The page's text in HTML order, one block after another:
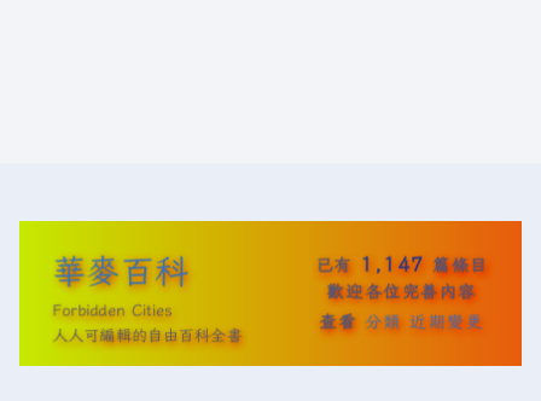
二
華麥百科
Forbidden Cities
人人可編輯的自由百科全書
已有 1,147 篇條目
歡迎各位完善內容
查看 分類 近期變更